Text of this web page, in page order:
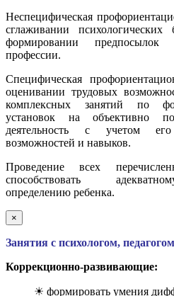
Неспецифическая
сглаживании
формировании
профессии.
Специфическая
оценивании трудовых
комплексных занятий по
установок на объективно
деятельность с учетом
возможностей и навыков.
Проведение всех
способствовать
определению ребенка.
×
Занятия с психологом,
Коррекционно-развивающие:
☀ формировать умения